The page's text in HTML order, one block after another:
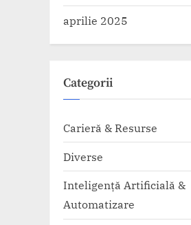
aprilie 2025
Categorii
Carieră & Resurse
Diverse
Inteligență Artificială &
Automatizare